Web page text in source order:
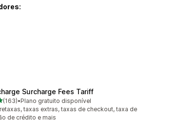
Surcharge Fees Tariff
5 estrelas
(163) ao todo
•Plano gratuito disponível
taxas extras, taxas de checkout, taxa de
de crédito e mais